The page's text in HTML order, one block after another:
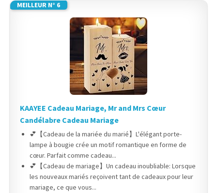
MEILLEUR N° 6
KAAYEE Cadeau Mariage, Mr and Mrs Cœur
Candélabre Cadeau Mariage
💕【Cadeau de la mariée du marié】L'élégant porte-
lampe à bougie crée un motif romantique en forme de
cœur. Parfait comme cadeau...
💕【Cadeau de mariage】Un cadeau inoubliable: Lorsque
les nouveaux mariés reçoivent tant de cadeaux pour leur
mariage, ce que vous...